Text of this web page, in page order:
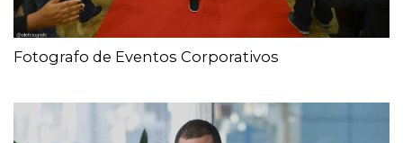
Fotografo de Eventos Corporativos